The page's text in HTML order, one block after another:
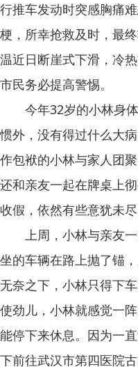
行推车发动时突感胸痛
梗，所幸抢救及时，最
温近日断崖式下滑，冷
市民务必提高警惕。
今年32岁的小林身体
惯外，没有得过什么大
作包袱的小林与家人团
还和亲友一起在牌桌上
收假，依然有些意犹未尽
上周，小林与亲友一
坐的车辆在路上抛了锚
无奈之下，小林只得下
使劲儿，小林就感觉一
能停下来休息。因为一
下前往武汉市第四医院古